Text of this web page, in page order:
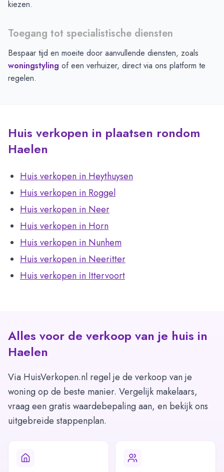
kiezen.
Toegang tot specialistische diensten
Bespaar tijd en moeite door aanvullende diensten, zoals
woningstyling of een verhuizer, direct via ons platform te
regelen.
Huis verkopen in plaatsen rondom
Haelen
Huis verkopen in Heythuysen
Huis verkopen in Roggel
Huis verkopen in Neer
Huis verkopen in Horn
Huis verkopen in Nunhem
Huis verkopen in Neeritter
Huis verkopen in Ittervoort
Alles voor de verkoop van je huis in
Haelen
Via HuisVerkopen.nl regel je de verkoop van je
woning op de beste manier. Vergelijk makelaars,
vraag een gratis waardebepaling aan, en bekijk ons
uitgebreide stappenplan.